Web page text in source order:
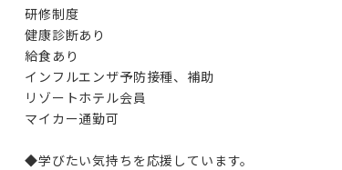
研修制度
健康診断あり
給食あり
インフルエンザ予防接種、補助
リゾートホテル会員
マイカー通勤可
◆学びたい気持ちを応援しています。